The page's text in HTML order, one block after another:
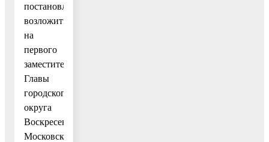
постановления
возложить
на
первого
заместителя
Главы
городского
округа
Воскресенск
Московской